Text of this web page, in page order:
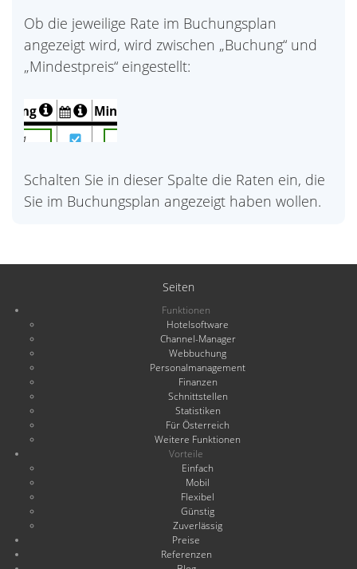
Ob die jeweilige Rate im Buchungsplan
angezeigt wird, wird zwischen „Buchung“ und
„Mindestpreis“ eingestellt:
Schalten Sie in dieser Spalte die Raten ein, die
Sie im Buchungsplan angezeigt haben wollen.
Seiten
Funktionen
Hotelsoftware
Channel-Manager
Webbuchung
Personalmanagement
Finanzen
Schnittstellen
Statistiken
Für Österreich
Weitere Funktionen
Vorteile
Einfach
Mobil
Flexibel
Günstig
Zuverlässig
Preise
Referenzen